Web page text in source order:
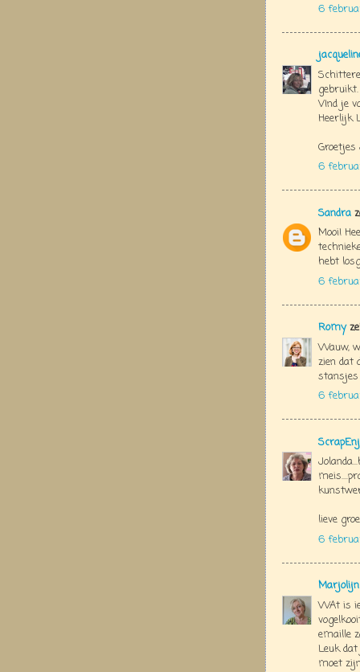
6
gebruikt.
VInd je
Heerlijk
Groetjes
6
Sandra
Mooi!
hebt
6
Romy
Wauw,
zien dat
6
lieve
6
WAt is
emaille
Leuk
moet